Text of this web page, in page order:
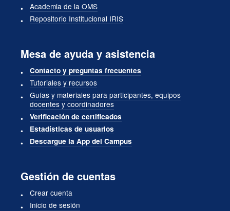
Academia de la OMS
Repositorio Institucional IRIS
Mesa de ayuda y asistencia
Contacto y preguntas frecuentes
Tutoriales y recursos
Guías y materiales para participantes, equipos
docentes y coordinadores
Verificación de certificados
Estadísticas de usuarios
Descargue la App del Campus
Gestión de cuentas
Crear cuenta
Inicio de sesión